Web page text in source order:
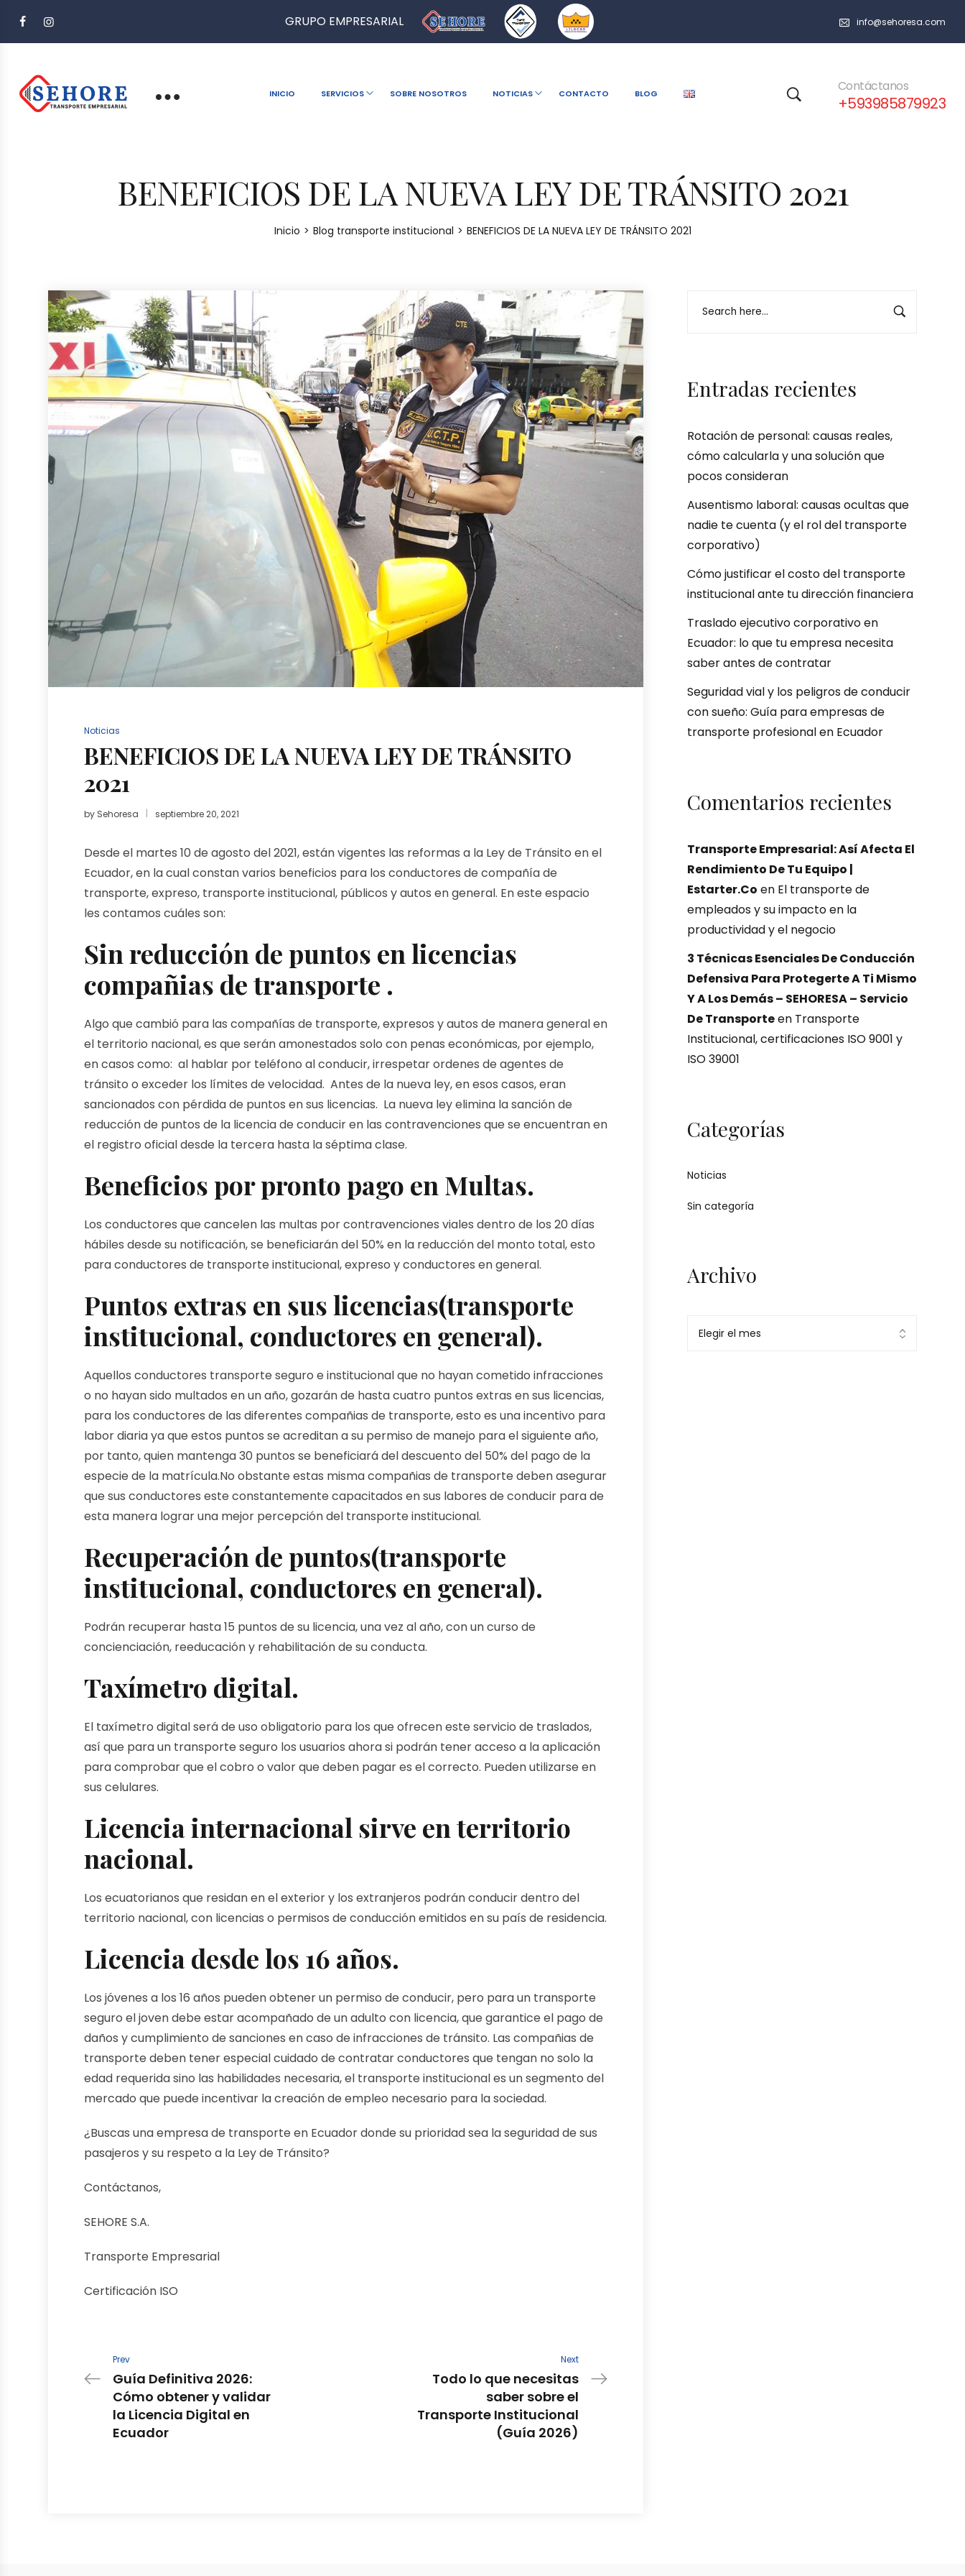
GRUPO EMPRESARIAL info@sehoresa.com
INICIO SERVICIOS SOBRE NOSOTROS NOTICIAS CONTACTO BLOG Contáctanos
+593985879923
BENEFICIOS DE LA NUEVA LEY DE TRÁNSITO 2021
Inicio > Blog transporte institucional > BENEFICIOS DE LA NUEVA LEY DE TRÁNSITO 2021
Entradas recientes
Rotación de personal: causas reales,
cómo calcularla y una solución que
pocos consideran
Ausentismo laboral: causas ocultas que
nadie te cuenta (y el rol del transporte
corporativo)
Cómo justificar el costo del transporte
institucional ante tu dirección financiera
Traslado ejecutivo corporativo en
Ecuador: lo que tu empresa necesita
saber antes de contratar
Seguridad vial y los peligros de conducir
con sueño: Guía para empresas de
transporte profesional en Ecuador
Comentarios recientes
Transporte Empresarial: Así Afecta El
Rendimiento De Tu Equipo |
Estarter.co en El transporte de
empleados y su impacto en la
productividad y el negocio
3 Técnicas Esenciales De Conducción
Defensiva Para Protegerte A Ti Mismo
Y A Los Demás – SEHORESA – Servicio
De Transporteen Transporte
Institucional, certificaciones ISO 9001 y
ISO 39001
Categorías
Noticias
Sin categoría
Archivo
Noticias
BENEFICIOS DE LA NUEVA LEY DE TRÁNSITO
2021
by Sehoresa septiembre 20, 2021
Desde el martes 10 de agosto del 2021, están vigentes las reformas a la Ley de Tránsito en el
Ecuador, en la cual constan varios beneficios para los conductores de compañía de
transporte, expreso, transporte institucional, públicos y autos en general. En este espacio
les contamos cuáles son:
Sin reducción de puntos en licencias
compañias de transporte .
Algo que cambió para las compañías de transporte, expresos y autos de manera general en
el territorio nacional, es que serán amonestados solo con penas económicas, por ejemplo,
en casos como: al hablar por teléfono al conducir, irrespetar ordenes de agentes de
tránsito o exceder los límites de velocidad. Antes de la nueva ley, en esos casos, eran
sancionados con pérdida de puntos en sus licencias. La nueva ley elimina la sanción de
reducción de puntos de la licencia de conducir en las contravenciones que se encuentran en
el registro oficial desde la tercera hasta la séptima clase.
Beneficios por pronto pago en Multas.
Los conductores que cancelen las multas por contravenciones viales dentro de los 20 días
hábiles desde su notificación, se beneficiarán del 50% en la reducción del monto total, esto
para conductores de transporte institucional, expreso y conductores en general.
Puntos extras en sus licencias(transporte
institucional, conductores en general).
Aquellos conductores transporte seguro e institucional que no hayan cometido infracciones
o no hayan sido multados en un año, gozarán de hasta cuatro puntos extras en sus licencias,
para los conductores de las diferentes compañias de transporte, esto es una incentivo para
labor diaria ya que estos puntos se acreditan a su permiso de manejo para el siguiente año,
por tanto, quien mantenga 30 puntos se beneficiará del descuento del 50% del pago de la
especie de la matrícula.No obstante estas misma compañias de transporte deben asegurar
que sus conductores este constantemente capacitados en sus labores de conducir para de
esta manera lograr una mejor percepción del transporte institucional.
Recuperación de puntos(transporte
institucional, conductores en general).
Podrán recuperar hasta 15 puntos de su licencia, una vez al año, con un curso de
concienciación, reeducación y rehabilitación de su conducta.
Taxímetro digital.
El taxímetro digital será de uso obligatorio para los que ofrecen este servicio de traslados,
así que para un transporte seguro los usuarios ahora si podrán tener acceso a la aplicación
para comprobar que el cobro o valor que deben pagar es el correcto. Pueden utilizarse en
sus celulares.
Licencia internacional sirve en territorio
nacional.
Los ecuatorianos que residan en el exterior y los extranjeros podrán conducir dentro del
territorio nacional, con licencias o permisos de conducción emitidos en su país de residencia.
Licencia desde los 16 años.
Los jóvenes a los 16 años pueden obtener un permiso de conducir, pero para un transporte
seguro el joven debe estar acompañado de un adulto con licencia, que garantice el pago de
daños y cumplimiento de sanciones en caso de infracciones de tránsito. Las compañias de
transporte deben tener especial cuidado de contratar conductores que tengan no solo la
edad requerida sino las habilidades necesaria, el transporte institucional es un segmento del
mercado que puede incentivar la creación de empleo necesario para la sociedad.
¿Buscas una empresa de transporte en Ecuador donde su prioridad sea la seguridad de sus
pasajeros y su respeto a la Ley de Tránsito?
Contáctanos,
SEHORE S.A.
Transporte Empresarial
Certificación ISO
Prev
Guía Definitiva 2026:
Cómo obtener y validar
la Licencia Digital en
Ecuador
Next
Todo lo que necesitas
saber sobre el
Transporte Institucional
(Guía 2026)